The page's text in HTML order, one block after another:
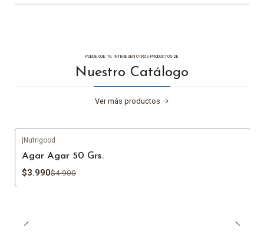
PUEDE QUE TE INTERESEN OTROS PRODUCTOS DE
Nuestro Catálogo
Ver más productos
Nutrigood
Agar Agar 50 Grs.
$3.990$4.900